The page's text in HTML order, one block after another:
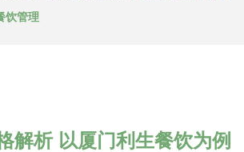
饮管理
解析 以厦门利生餐饮为例